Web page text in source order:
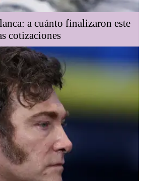
a cuánto finalizaron este
cotizaciones